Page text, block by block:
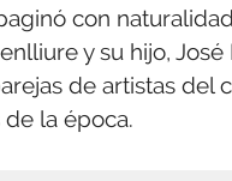
con
y su hijo,
de artistas del
la época.